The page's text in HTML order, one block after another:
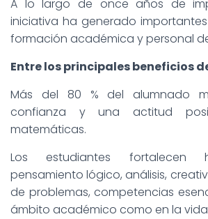
A lo largo de once años de
iniciativa ha generado
formación académica y personal
Entre los principales beneficios
Más del 80 % del alumnado
confianza y una actitud
matemáticas.
Los estudiantes fortalecen
pensamiento lógico, análisis,
de problemas, competencias
ámbito académico como en la